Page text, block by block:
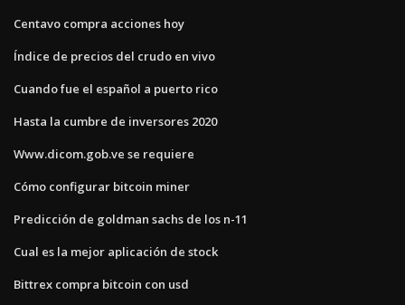
Centavo compra acciones hoy
Índice de precios del crudo en vivo
Cuando fue el español a puerto rico
Hasta la cumbre de inversores 2020
Www.dicom.gob.ve se requiere
Cómo configurar bitcoin miner
Predicción de goldman sachs de los n-11
Cual es la mejor aplicación de stock
Bittrex compra bitcoin con usd